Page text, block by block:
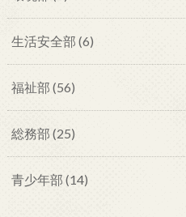
生活安全部 (6)
福祉部 (56)
総務部 (25)
青少年部 (14)